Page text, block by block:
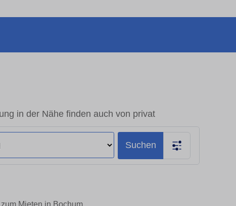
in der Nähe finden auch von privat
Suchen
Mieten in Bochum